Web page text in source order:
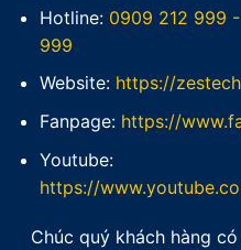
Hotline: 0909 212 999 -
999
Website: https://
Fanpage: https://
Youtube:
https://
Chúc quý khách hàng